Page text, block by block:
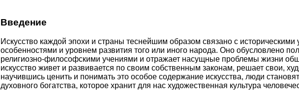
Введение
Искусство каждой эпохи и страны теснейшим образом связано с историческими
особенностями и уровнем развития того или иного народа. Оно обусловлено
религиозно-философскими учениями и отражает насущные проблемы жизни
искусство живет и развивается по своим собственным законам, решает свои,
научившись ценить и понимать это особое содержание искусства, люди
духовного богатства, которое хранит для нас художественная культура